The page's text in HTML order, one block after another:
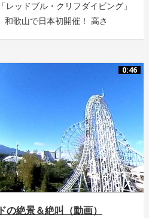
ッドブル・クリフダイビング」
歌山で日本初開催！ 高さ
cliff-diving
0:46
の絶景＆絶叫（動画）